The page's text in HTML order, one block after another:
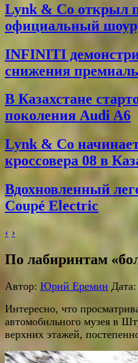
Lynk & Co открыл
официальный
INFINITI
снижения
В Казахстане
поколения Audi A6
Lynk & Co
кроссовера 08 в
Вдохновленный
Coupé Electric
‹ ›
По лабиринтам
Автор: Юрий Еремин
Интересно, что
автомобильного музея в
верхних этажей,